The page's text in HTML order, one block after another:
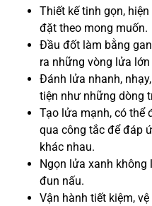
Thiết kế tinh gọn,
đặt theo mong muốn.
Đầu đốt làm bằng
ra những vòng lửa
Đánh lửa nhanh,
tiện như những dòng
Tạo lửa mạnh, có thể
qua công tắc để đáp
khác nhau.
Ngọn lửa xanh
đun nấu.
Vận hành tiết kiệm,